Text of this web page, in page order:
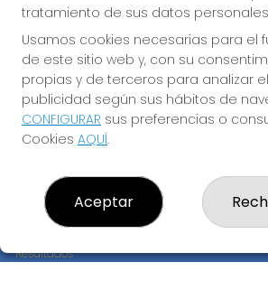
Imagen anterior
ADMINISTRACIÓN EL PELOTAZO
¿Quiénes somos?
Resultados
tratamiento de sus datos
Usamos cookies necesarias para el
de este sitio web y, con su
propias y de terceros para analizar
publicidad según sus hábitos de
CONFIGURAR sus preferencias o
Cookies AQUÍ.
Aceptar